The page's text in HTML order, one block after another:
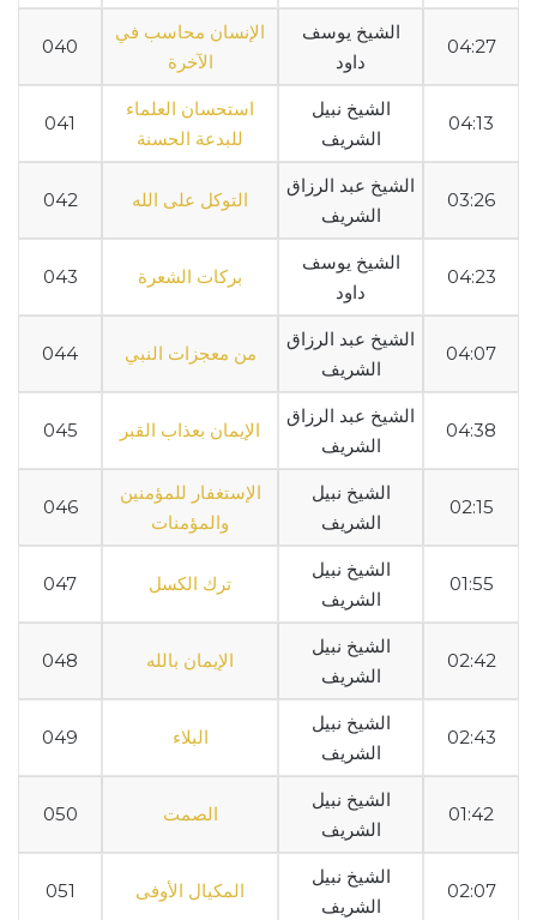
040
الإنسان محاسب في
الآخرة
الشيخ يوسف
داود
04:27
041
استحسان العلماء
للبدعة الحسنة
الشيخ نبيل
الشريف
04:13
042 التوكل على الله
الشيخ عبد الرزاق
الشريف
03:26
043 بركات الشعرة
الشيخ يوسف
داود
04:23
044 من معجزات النبي
الشيخ عبد الرزاق
الشريف
04:07
045 الإيمان بعذاب القبر
الشيخ عبد الرزاق
الشريف
04:38
046
الإستغفار للمؤمنين
والمؤمنات
الشيخ نبيل
الشريف
02:15
047 ترك الكسل
الشيخ نبيل
الشريف
01:55
048 الإيمان بالله
الشيخ نبيل
الشريف
02:42
049 البلاء
الشيخ نبيل
الشريف
02:43
050 الصمت
الشيخ نبيل
الشريف
01:42
051 المكيال الأوفى
الشيخ نبيل
الشريف
02:07